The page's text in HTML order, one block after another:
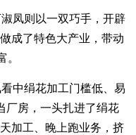
凤则以一双巧手，开辟
成了特色大产业，带动
。
中绢花加工门槛低、易
厂房，一头扎进了绢花
加工、晚上跑业务，挤